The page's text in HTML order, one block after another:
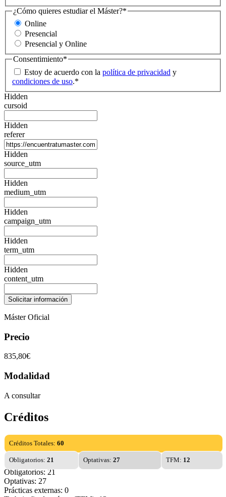
¿Cómo quieres estudiar el Máster?*
Online
Presencial
Presencial y Online
Consentimiento*
Estoy de acuerdo con la política de privacidad y
condiciones de uso.*
Hidden
cursoid
Hidden
referer
Hidden
source_utm
Hidden
medium_utm
Hidden
campaign_utm
Hidden
term_utm
Hidden
content_utm
Máster Oficial
Precio
835,80€
Modalidad
A consultar
Créditos
Créditos Totales: 60
Obligatorios: 21 Optativas: 27 TFM: 12
Obligatorios: 21
Optativas: 27
Prácticas externas: 0